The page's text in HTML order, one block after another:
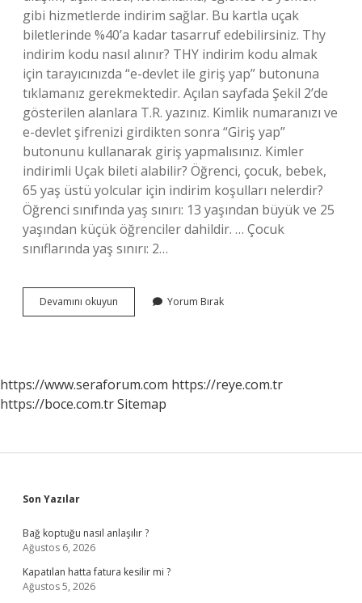
gibi hizmetlerde indirim sağlar. Bu kartla uçak
biletlerinde %40’a kadar tasarruf edebilirsiniz. Thy
indirim kodu nasıl alınır? THY indirim kodu almak
için tarayıcınızda “e-devlet ile giriş yap” butonuna
tıklamanız gerekmektedir. Açılan sayfada Şekil 2’de
gösterilen alanlara T.R. yazınız. Kimlik numaranızı ve
e-devlet şifrenizi girdikten sonra “Giriş yap”
butonunu kullanarak giriş yapmalısınız. Kimler
indirimli Uçak bileti alabilir? Öğrenci, çocuk, bebek,
65 yaş üstü yolcular için indirim koşulları nelerdir?
Öğrenci sınıfında yaş sınırı: 13 yaşından büyük ve 25
yaşından küçük öğrenciler dahildir. … Çocuk
sınıflarında yaş sınırı: 2…
Devamını okuyun
Nasıl
Yorum Bırak
https://www.seraforum.com https://reye.com.tr
https://boce.com.trSitemap
Sidebar
Son Yazılar
Bağ koptuğu nasıl anlaşılır ?
Ağustos 6, 2026
Kapatılan hatta fatura kesilir mi ?
Ağustos 5, 2026